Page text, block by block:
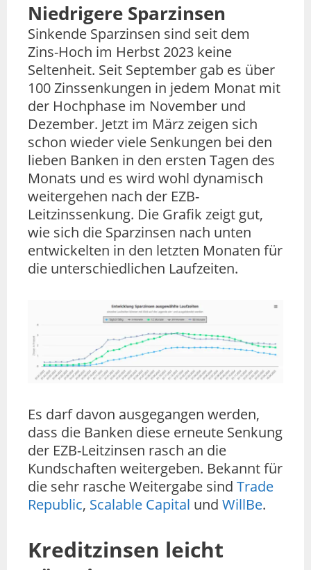
Niedrigere Sparzinsen
Sinkende Sparzinsen sind seit dem
Zins-Hoch im Herbst 2023 keine
Seltenheit. Seit September gab es über
100 Zinssenkungen in jedem Monat mit
der Hochphase im November und
Dezember. Jetzt im März zeigen sich
schon wieder viele Senkungen bei den
lieben Banken in den ersten Tagen des
Monats und es wird wohl dynamisch
weitergehen nach der EZB-
Leitzinssenkung. Die Grafik zeigt gut,
wie sich die Sparzinsen nach unten
entwickelten in den letzten Monaten für
die unterschiedlichen Laufzeiten.
Es darf davon ausgegangen werden,
dass die Banken diese erneute Senkung
der EZB-Leitzinsen rasch an die
Kundschaften weitergeben. Bekannt für
die sehr rasche Weitergabe sind Trade
Republic, Scalable Capital und WillBe.
Kreditzinsen leicht